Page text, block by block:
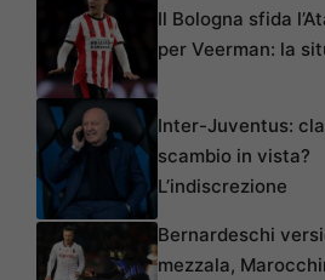
Il Bologna sfida
per Veerman: la
Inter-Juventus:
scambio in vista?
L’indiscrezione
Bernardeschi
mezzala,